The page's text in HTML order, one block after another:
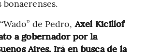
de Pedro,Axel Kicillof
a gobernador por la
Aires. Irá en busca de la